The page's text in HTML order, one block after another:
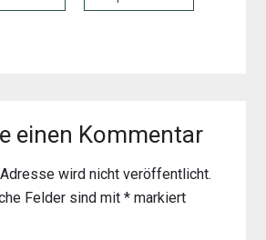
einen Kommentar
wird nicht veröffentlicht.
Felder sind mit *markiert